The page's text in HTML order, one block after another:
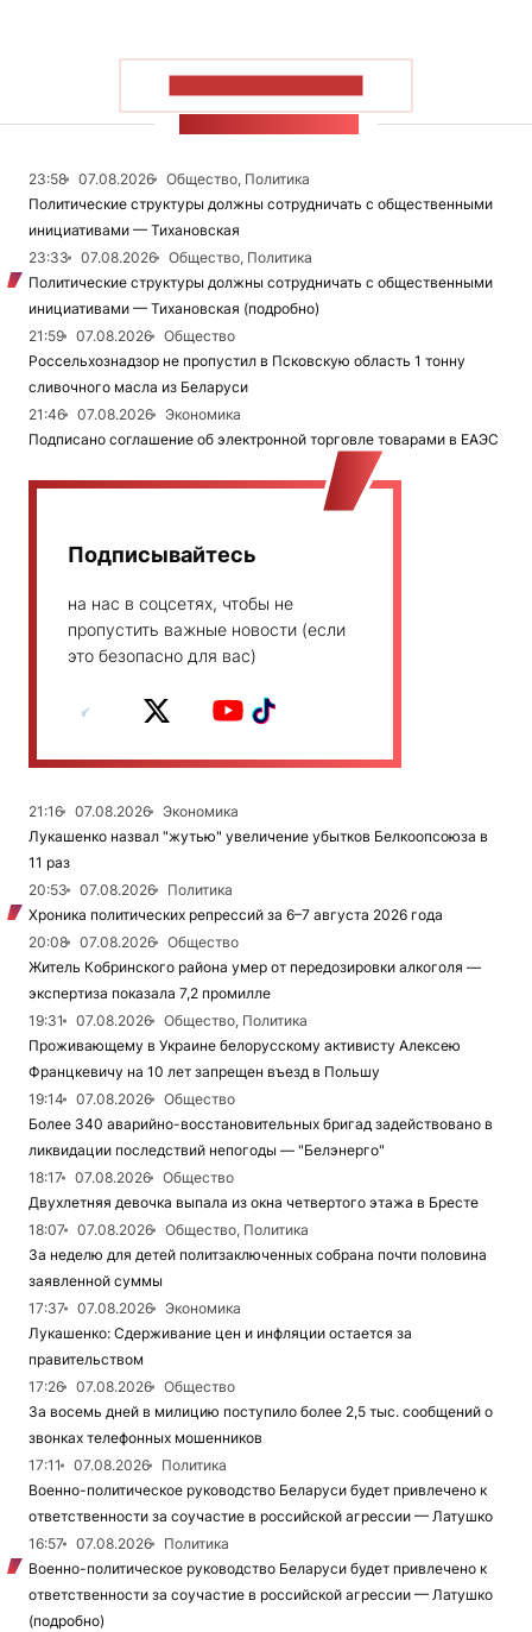
23:58 07.08.2026
Общество, Политика
Политические структуры должны сотрудничать с общественными
инициативами — Тихановская
23:33
07.08.2026
Общество, Политика
Политические структуры должны сотрудничать с общественными
инициативами — Тихановская (подробно)
21:59
07.08.2026
Общество
Россельхознадзор не пропустил в Псковскую область 1 тонну
сливочного масла из Беларуси
21:46
07.08.2026
Экономика
Подписано соглашение об электронной торговле товарами в ЕАЭС
Подписывайтесь
на нас в соцсетях, чтобы не
пропустить важные новости (если
это безопасно для вас)
21:16 07.08.2026
Экономика
Лукашенко назвал "жутью" увеличение убытков Белкоопсоюза в
11 раз
20:53
07.08.2026
Политика
Хроника политических репрессий за 6–7 августа 2026 года
20:08
07.08.2026
Общество
Житель Кобринского района умер от передозировки алкоголя —
экспертиза показала 7,2 промилле
19:31
07.08.2026
Общество, Политика
Проживающему в Украине белорусскому активисту Алексею
Францкевичу на 10 лет запрещен въезд в Польшу
19:14
07.08.2026
Общество
Более 340 аварийно-восстановительных бригад задействовано в
ликвидации последствий непогоды — "Белэнерго"
18:17
07.08.2026
Общество
Двухлетняя девочка выпала из окна четвертого этажа в Бресте
18:07
07.08.2026
Общество, Политика
За неделю для детей политзаключенных собрана почти половина
заявленной суммы
17:37
07.08.2026
Экономика
Лукашенко: Сдерживание цен и инфляции остается за
правительством
17:26
07.08.2026
Общество
За восемь дней в милицию поступило более 2,5 тыс. сообщений о
звонках телефонных мошенников
17:11
07.08.2026
Политика
Военно-политическое руководство Беларуси будет привлечено к
ответственности за соучастие в российской агрессии — Латушко
16:57
07.08.2026
Политика
Военно-политическое руководство Беларуси будет привлечено к
ответственности за соучастие в российской агрессии — Латушко
(подробно)